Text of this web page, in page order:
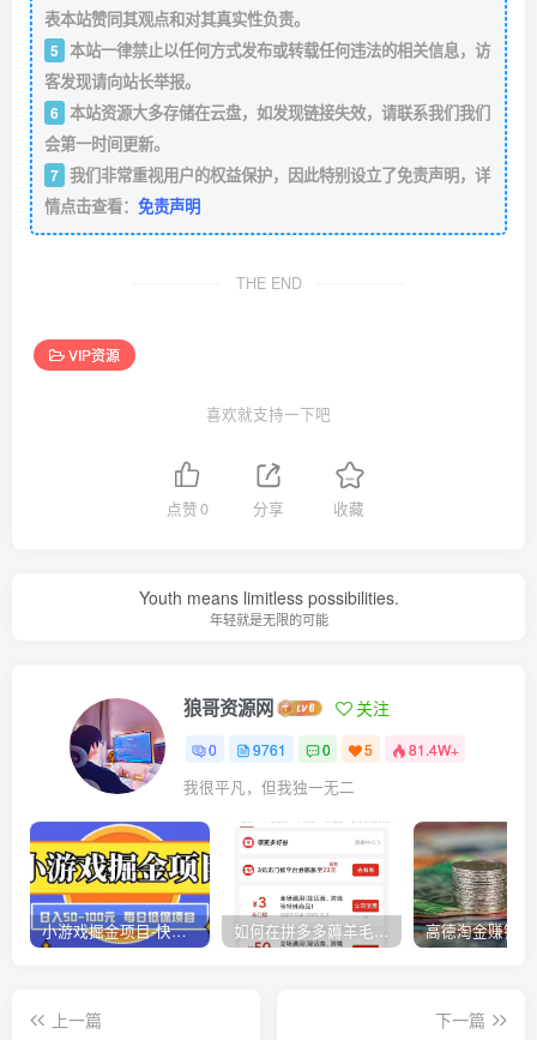
表本站赞同其观点和对其真实性负责。
5 本站一律禁止以任何方式发布或转载任何违法的相关信息，访
客发现请向站长举报。
6 本站资源大多存储在云盘，如发现链接失效，请联系我们我们
会第一时间更新。
7 我们非常重视用户的权益保护，因此特别设立了免责声明，详
情点击查看： 免责声明
THE END
VIP资源
喜欢就支持一下吧
点赞0 分享 收藏
Youth means limitless possibilities.
年轻就是无限的可能
狼哥资源网 关注
0 9761 0 5 81.4W+
我很平凡，但我独一无二
小游戏掘金项目-快手商业养机教程（小游戏养机） 如何在拼多多薅羊毛，教你撸品台无门槛优惠券，一单利润50-300！
上一篇
下一篇